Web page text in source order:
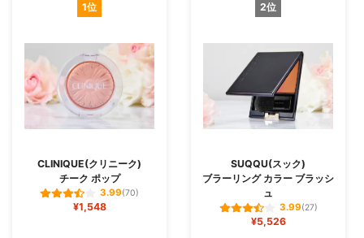
1位
CLINIQUE(クリニーク)
チーク ポップ
3.99(70)
¥1,548
2位
SUQQU(スック)
ブラーリング カラー ブラッシ
ュ
3.99(27)
¥5,526